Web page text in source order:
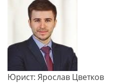
Юрист: Ярослав Цветков